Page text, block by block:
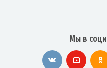
Мы в